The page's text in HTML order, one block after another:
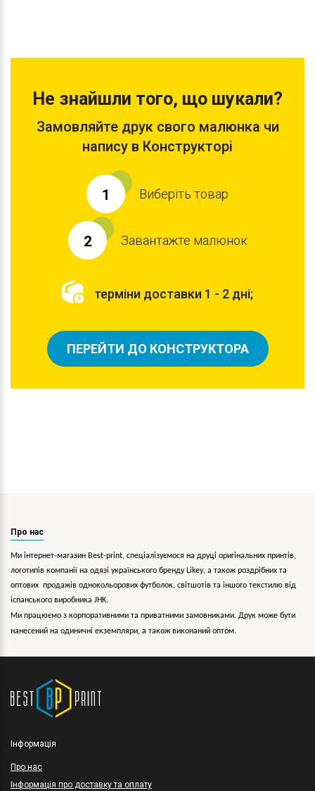
Не знайшли того, що шукали?
Замовляйте друк свого малюнка чи
напису в Конструкторі
1 Виберіть товар
2 Завантажте малюнок
терміни доставки 1 - 2 дні;
ПЕРЕЙТИ ДО КОНСТРУКТОРА
Про нас
Ми інтернет-магазин Best-print, спеціалізуємося на друці оригінальних принтів,
логотипів компанії на одязі українського бренду Likey, а також роздрібних та
оптових продажів однокольорових футболок, світшотів та іншого текстилю від
іспанського виробника JHK.
Ми працюємо з корпоративними та приватними замовниками. Друк може бути
нанесений на одиничні екземпляри, а також виконаний оптом.
Інформація
Про нас
Інформація про доставку та оплату